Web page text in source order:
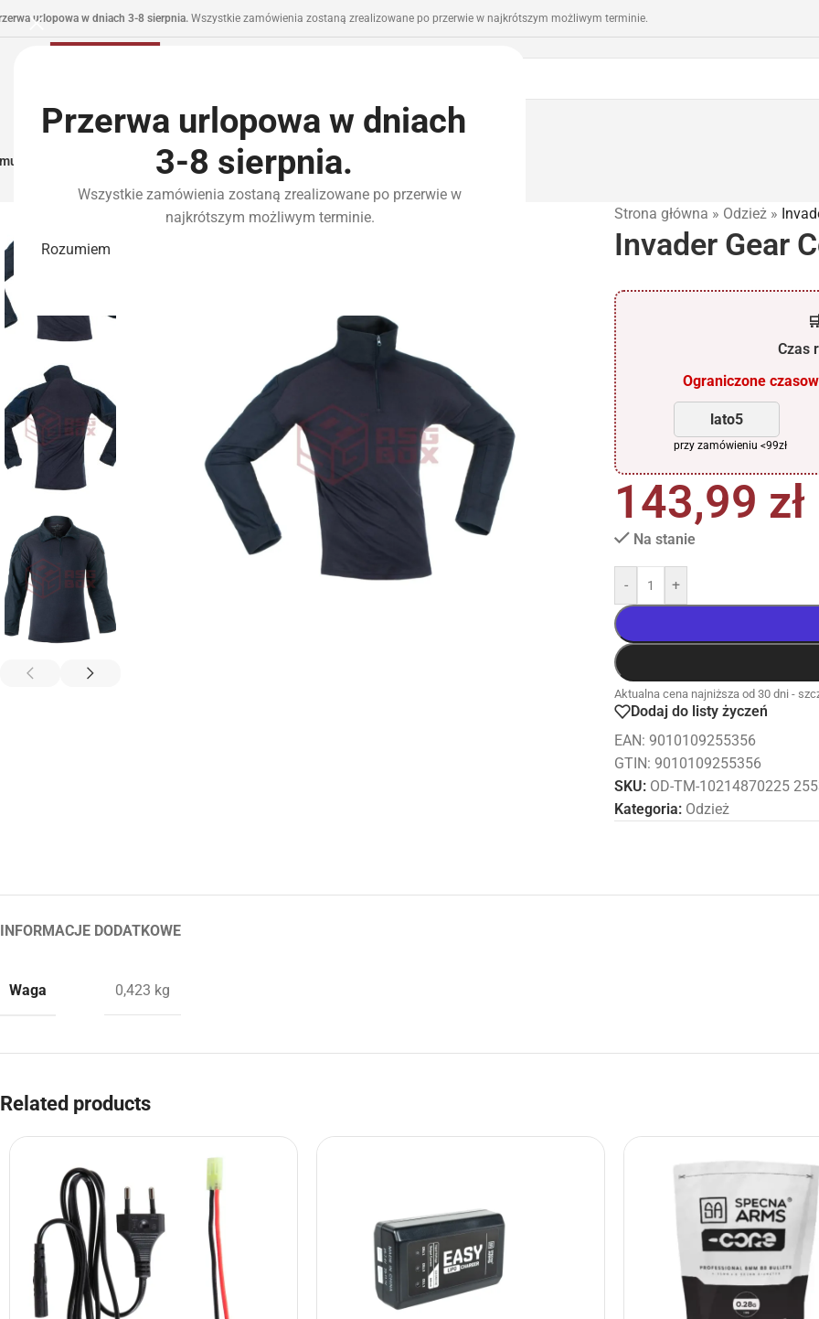
Przerwa urlopowa w dniach
3-8 sierpnia.
Wszystkie zamówienia zostaną zrealizowane po przerwie w
najkrótszym możliwym terminie.
Rozumiem
urlopowa w dniach 3-8 sierpnia. Wszystkie zamówienia zostaną zrealizowane po przerwie w najkrótszym możliwym terminie.
I Zasilanie Części I Tuning HPAWyposażenie Taktyczne
Strona główna » Odzież »
Invader Gear
Czas
Ograniczone
lato5
przy zamówieniu <99zł
143,99 zł
Na stanie
- +
Aktualna cena najniższa od 30 dni -
Dodaj do listy życzeń
EAN: 9010109255356
GTIN: 9010109255356
SKU: OD-TM-10214870225
Kategoria: Odzież
INFORMACJE DODATKOWE
Waga 0,423 kg
Related products